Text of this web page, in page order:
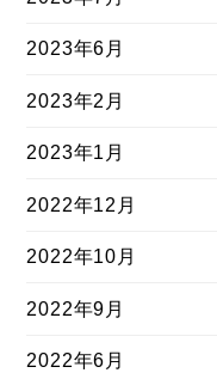
2023年6月
2023年2月
2023年1月
2022年12月
2022年10月
2022年9月
2022年6月